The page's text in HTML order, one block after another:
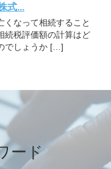
式...
くなって相続すること
続税評価額の計算はど
でしょうか […]
ード